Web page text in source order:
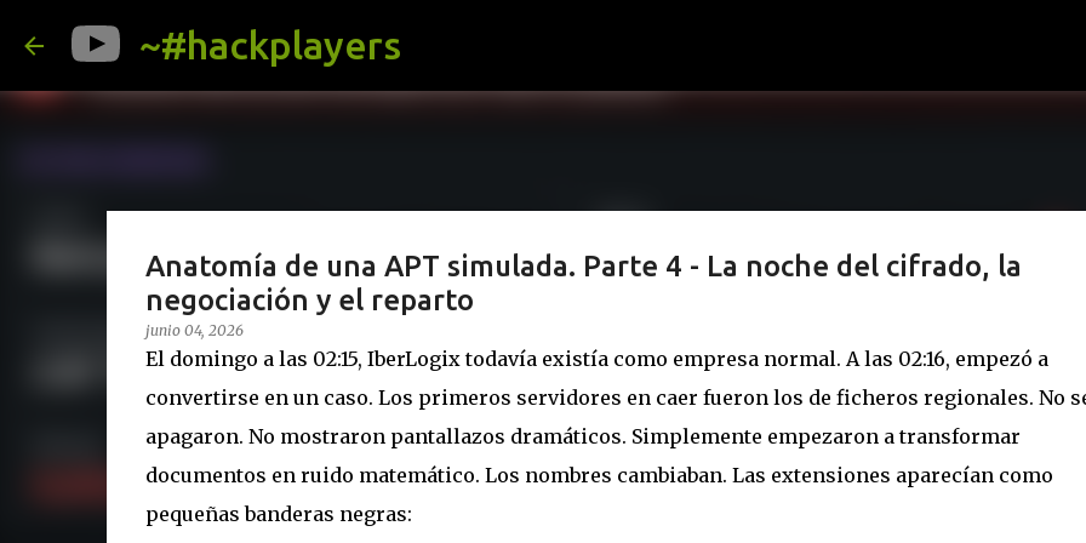
~#hackplayers
Anatomía de una APT simulada. Parte 4 - La noche del cifrado, la
negociación y el reparto
junio 04, 2026
El domingo a las 02:15, IberLogix todavía existía como empresa normal. A las 02:16, empezó a
convertirse en un caso. Los primeros servidores en caer fueron los de ficheros regionales. No
apagaron. No mostraron pantallazos dramáticos. Simplemente empezaron a transformar
documentos en ruido matemático. Los nombres cambiaban. Las extensiones aparecían como
pequeñas banderas negras: